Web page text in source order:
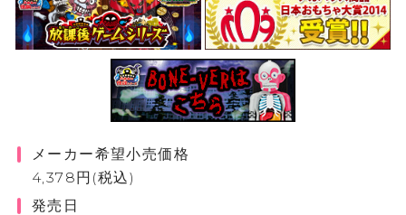
メーカー希望小売価格
4,378円(税込)
発売日